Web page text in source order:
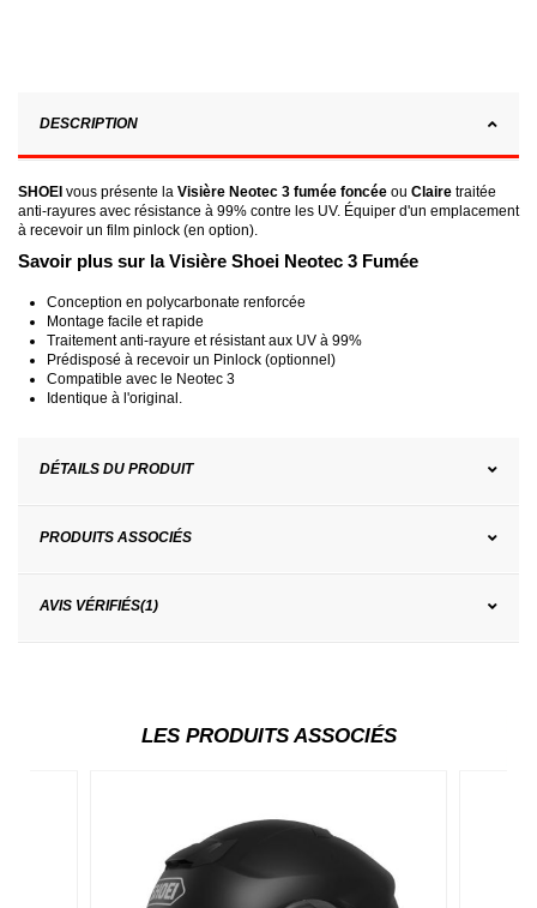
DESCRIPTION
SHOEI vous présente la Visière Neotec 3 fumée foncée ou Claire traitée
anti-rayures avec résistance à 99% contre les UV. Équiper d'un emplacement
à recevoir un film pinlock (en option).
Savoir plus sur la Visière Shoei Neotec 3 Fumée
Conception en polycarbonate renforcée
Montage facile et rapide
Traitement anti-rayure et résistant aux UV à 99%
Prédisposé à recevoir un Pinlock (optionnel)
Compatible avec le Neotec 3
Identique à l'original.
DÉTAILS DU PRODUIT
PRODUITS ASSOCIÉS
AVIS VÉRIFIÉS(1)
LES PRODUITS ASSOCIÉS